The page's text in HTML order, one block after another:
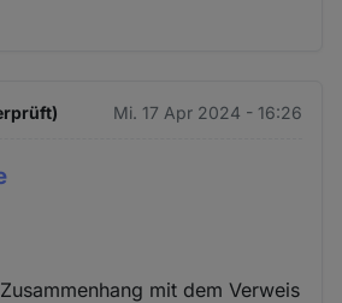
Mi. 17 Apr 2024 - 16:26
mit dem Verweis